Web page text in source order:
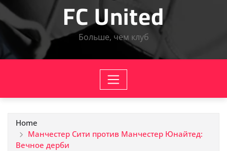
FC United
Больше, чем клуб
Home
Манчестер Сити против Манчестер Юнайтед:
Вечное дерби